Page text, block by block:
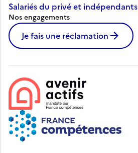
Salariés du privé et indépendants
Nos engagements
Je fais une réclamation